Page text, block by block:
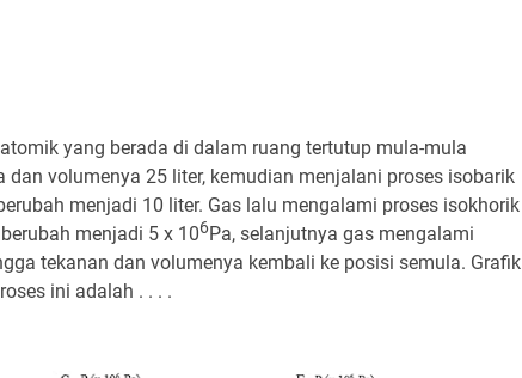
yang berada di dalam ruang tertutup mula-mula
dan volumenya 25 liter, kemudian menjalani proses isobarik
menjadi 10 liter. Gas lalu mengalami proses isokhorik
menjadi 5 x 106Pa, selanjutnya gas mengalami
tekanan dan volumenya kembali ke posisi semula. Grafik
ini adalah . . . .